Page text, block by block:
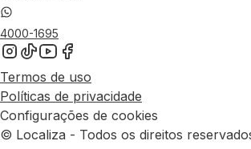
4000-1695
Termos de uso
Políticas de privacidade
Configurações de cookies
© Localiza - Todos os direitos